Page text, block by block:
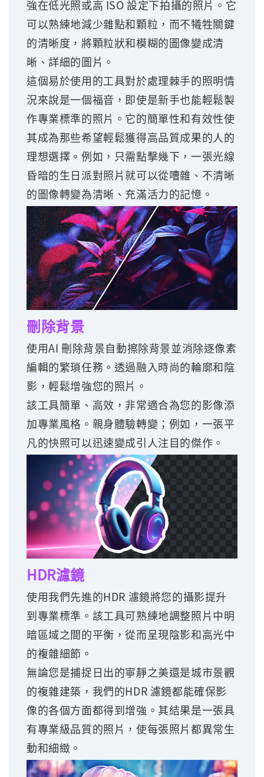
強在低光照或高 ISO 設定下拍攝的照片。它
可以熟練地減少雜點和顆粒，而不犧牲關鍵
的清晰度，將顆粒狀和模糊的圖像變成清
晰、詳細的圖片。
這個易於使用的工具對於處理棘手的照明情
況來說是一個福音，即使是新手也能輕鬆製
作專業標準的照片。它的簡單性和有效性使
其成為那些希望輕鬆獲得高品質成果的人的
理想選擇。例如，只需點擊幾下，一張光線
昏暗的生日派對照片就可以從嘈雜、不清晰
的圖像轉變為清晰、充滿活力的記憶。
刪除背景
使用AI 刪除背景自動擦除背景並消除逐像素
編輯的繁瑣任務。透過融入時尚的輪廓和陰
影，輕鬆增強您的照片。
該工具簡單、高效，非常適合為您的影像添
加專業風格。親身體驗轉變；例如，一張平
凡的快照可以迅速變成引人注目的傑作。
HDR濾鏡
使用我們先進的HDR 濾鏡將您的攝影提升
到專業標準。該工具可熟練地調整照片中明
暗區域之間的平衡，從而呈現陰影和高光中
的複雜細節。
無論您是捕捉日出的寧靜之美還是城市景觀
的複雜建築，我們的HDR 濾鏡都能確保影
像的各個方面都得到增強。其結果是一張具
有專業級品質的照片，使每張照片都異常生
動和細緻。